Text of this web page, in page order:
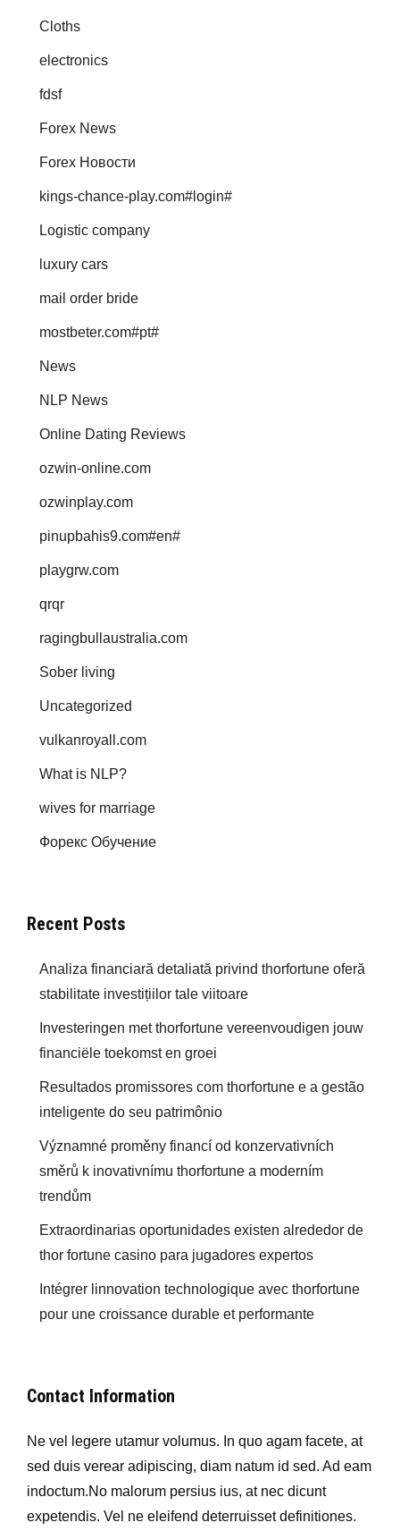
Cloths
electronics
fdsf
Forex News
Forex Новости
kings-chance-play.com#login#
Logistic company
luxury cars
mail order bride
mostbeter.com#pt#
News
NLP News
Online Dating Reviews
ozwin-online.com
ozwinplay.com
pinupbahis9.com#en#
playgrw.com
qrqr
ragingbullaustralia.com
Sober living
Uncategorized
vulkanroyall.com
What is NLP?
wives for marriage
Форекс Обучение
Recent Posts
Analiza financiară detaliată privind thorfortune oferă
stabilitate investițiilor tale viitoare
Investeringen met thorfortune vereenvoudigen jouw
financiële toekomst en groei
Resultados promissores com thorfortune e a gestão
inteligente do seu patrimônio
Významné proměny financí od konzervativních
směrů k inovativnímu thorfortune a moderním
trendům
Extraordinarias oportunidades existen alrededor de
thor fortune casino para jugadores expertos
Intégrer linnovation technologique avec thorfortune
pour une croissance durable et performante
Contact Information
Ne vel legere utamur volumus. In quo agam facete, at
sed duis verear adipiscing, diam natum id sed. Ad eam
indoctum.No malorum persius ius, at nec dicunt
expetendis. Vel ne eleifend deterruisset definitiones.